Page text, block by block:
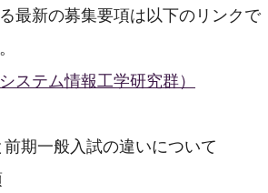
グリープログラム
最新の募集要項は以下のリンクで
ステム情報工学研究群）
期一般入試の違いについて